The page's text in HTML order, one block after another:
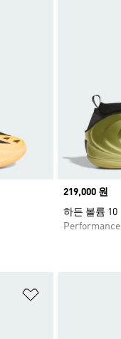
Price
219,000 원
하든 볼륨 10
Performance